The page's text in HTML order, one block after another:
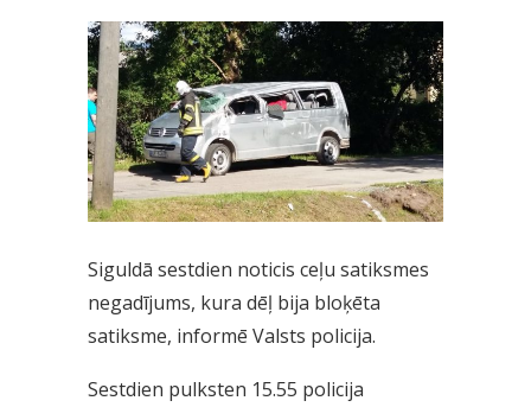
Siguldā sestdien noticis ceļu satiksmes
negadījums, kura dēļ bija bloķēta
satiksme, informē Valsts policija.
Sestdien pulksten 15.55 policija